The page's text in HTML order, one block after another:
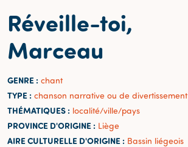
Réveille-toi,
Marceau
GENRE : chant
TYPE : chanson narrative ou de divertissement
THÉMATIQUES : localité/ville/pays
PROVINCE D'ORIGINE : Liège
AIRE CULTURELLE D'ORIGINE : Bassin liégeois